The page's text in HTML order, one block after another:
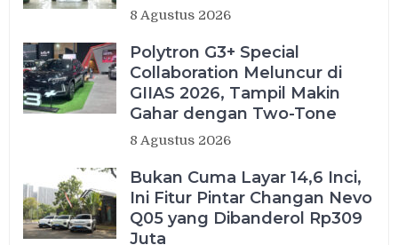
8 Agustus 2026
Polytron G3+ Special
Collaboration Meluncur di
GIIAS 2026, Tampil Makin
Gahar dengan Two-Tone
8 Agustus 2026
Bukan Cuma Layar 14,6 Inci,
Ini Fitur Pintar Changan Nevo
Q05 yang Dibanderol Rp309
Juta